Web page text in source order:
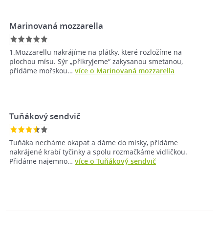
Marinovaná mozzarella
1.Mozzarellu nakrájíme na plátky, které rozložíme na
plochou mísu. Sýr „přikryjeme“ zakysanou smetanou,
přidáme mořskou… více o Marinovaná mozzarella
Tuňákový sendvič
Tuňáka necháme okapat a dáme do misky, přidáme
nakrájené krabí tyčinky a spolu rozmačkáme vidličkou.
Přidáme najemno… více o Tuňákový sendvič